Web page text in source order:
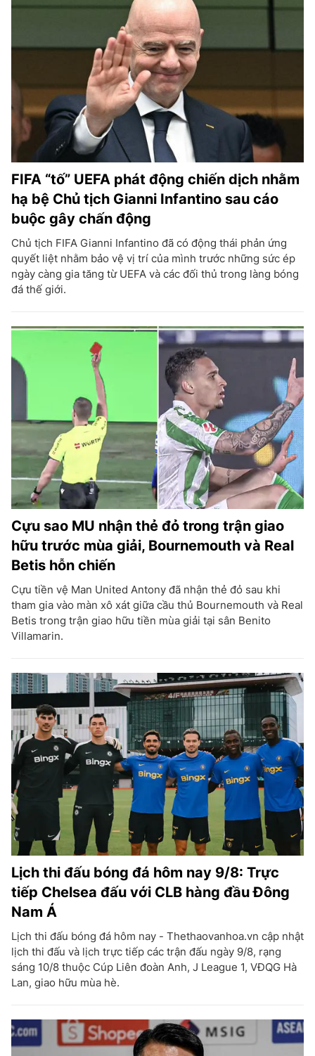
FIFA “tố” UEFA phát động chiến dịch nhằm
hạ bệ Chủ tịch Gianni Infantino sau cáo
buộc gây chấn động
Chủ tịch FIFA Gianni Infantino đã có động thái phản ứng
quyết liệt nhằm bảo vệ vị trí của mình trước những sức ép
ngày càng gia tăng từ UEFA và các đối thủ trong làng bóng
đá thế giới.
Cựu sao MU nhận thẻ đỏ trong trận giao
hữu trước mùa giải, Bournemouth và Real
Betis hỗn chiến
Cựu tiền vệ Man United Antony đã nhận thẻ đỏ sau khi
tham gia vào màn xô xát giữa cầu thủ Bournemouth và Real
Betis trong trận giao hữu tiền mùa giải tại sân Benito
Villamarin.
Lịch thi đấu bóng đá hôm nay 9/8: Trực
tiếp Chelsea đấu với CLB hàng đầu Đông
Nam Á
Lịch thi đấu bóng đá hôm nay - Thethaovanhoa.vn cập nhật
lịch thi đấu và lịch trực tiếp các trận đấu ngày 9/8, rạng
sáng 10/8 thuộc Cúp Liên đoàn Anh, J League 1, VĐQG Hà
Lan, giao hữu mùa hè.